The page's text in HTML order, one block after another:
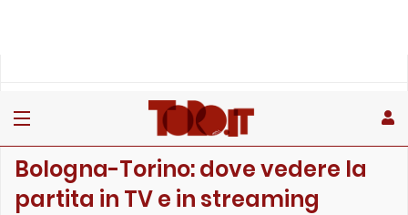
Bologna-Torino: dove vedere la
partita in TV e in streaming